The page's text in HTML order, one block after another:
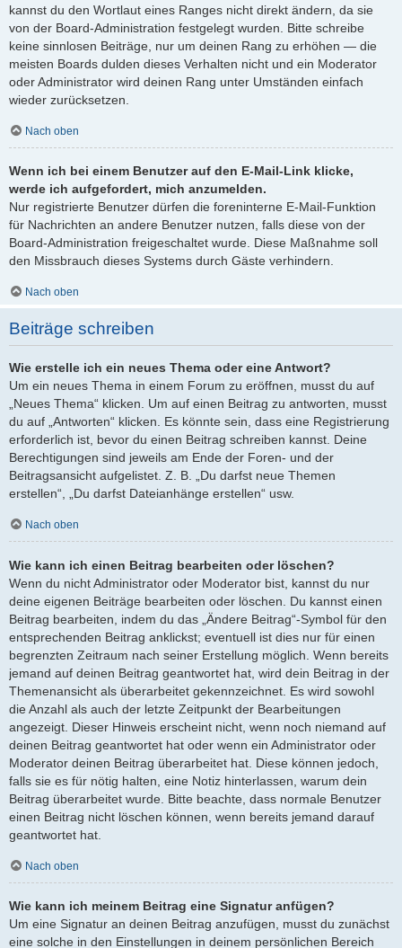
kannst du den Wortlaut eines Ranges nicht direkt ändern, da sie
von der Board-Administration festgelegt wurden. Bitte schreibe
keine sinnlosen Beiträge, nur um deinen Rang zu erhöhen — die
meisten Boards dulden dieses Verhalten nicht und ein Moderator
oder Administrator wird deinen Rang unter Umständen einfach
wieder zurücksetzen.
Nach oben
Wenn ich bei einem Benutzer auf den E-Mail-Link klicke,
werde ich aufgefordert, mich anzumelden.
Nur registrierte Benutzer dürfen die foreninterne E-Mail-Funktion
für Nachrichten an andere Benutzer nutzen, falls diese von der
Board-Administration freigeschaltet wurde. Diese Maßnahme soll
den Missbrauch dieses Systems durch Gäste verhindern.
Nach oben
Beiträge schreiben
Wie erstelle ich ein neues Thema oder eine Antwort?
Um ein neues Thema in einem Forum zu eröffnen, musst du auf
„Neues Thema“ klicken. Um auf einen Beitrag zu antworten, musst
du auf „Antworten“ klicken. Es könnte sein, dass eine Registrierung
erforderlich ist, bevor du einen Beitrag schreiben kannst. Deine
Berechtigungen sind jeweils am Ende der Foren- und der
Beitragsansicht aufgelistet. Z. B. „Du darfst neue Themen
erstellen“, „Du darfst Dateianhänge erstellen“ usw.
Nach oben
Wie kann ich einen Beitrag bearbeiten oder löschen?
Wenn du nicht Administrator oder Moderator bist, kannst du nur
deine eigenen Beiträge bearbeiten oder löschen. Du kannst einen
Beitrag bearbeiten, indem du das „Ändere Beitrag“-Symbol für den
entsprechenden Beitrag anklickst; eventuell ist dies nur für einen
begrenzten Zeitraum nach seiner Erstellung möglich. Wenn bereits
jemand auf deinen Beitrag geantwortet hat, wird dein Beitrag in der
Themenansicht als überarbeitet gekennzeichnet. Es wird sowohl
die Anzahl als auch der letzte Zeitpunkt der Bearbeitungen
angezeigt. Dieser Hinweis erscheint nicht, wenn noch niemand auf
deinen Beitrag geantwortet hat oder wenn ein Administrator oder
Moderator deinen Beitrag überarbeitet hat. Diese können jedoch,
falls sie es für nötig halten, eine Notiz hinterlassen, warum dein
Beitrag überarbeitet wurde. Bitte beachte, dass normale Benutzer
einen Beitrag nicht löschen können, wenn bereits jemand darauf
geantwortet hat.
Nach oben
Wie kann ich meinem Beitrag eine Signatur anfügen?
Um eine Signatur an deinen Beitrag anzufügen, musst du zunächst
eine solche in den Einstellungen in deinem persönlichen Bereich